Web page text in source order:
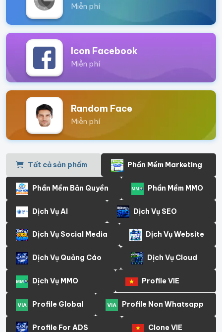
Miễn phí
Icon Facebook
Miễn phí
Random Face
Miễn phí
Tất cả sản phẩm Phần Mềm Marketing
Phần Mềm Bản Quyền Phần Mềm MMO
Dịch Vụ AI Dịch Vụ SEO
Dịch Vụ Social Media Dịch Vụ Website
Dịch Vụ Quảng Cáo Dịch Vụ Cloud
Dịch Vụ MMO Profile VIE
Profile Global Profile Non Whatsapp
Profile For ADS Clone VIE